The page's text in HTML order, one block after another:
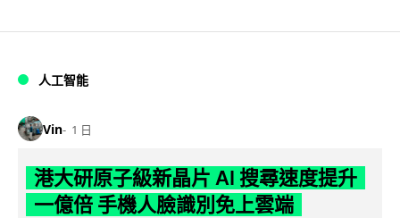
人工智能
Vin 1 日
港大研原子級新晶片 AI 搜尋速度提升
一億倍 手機人臉識別免上雲端